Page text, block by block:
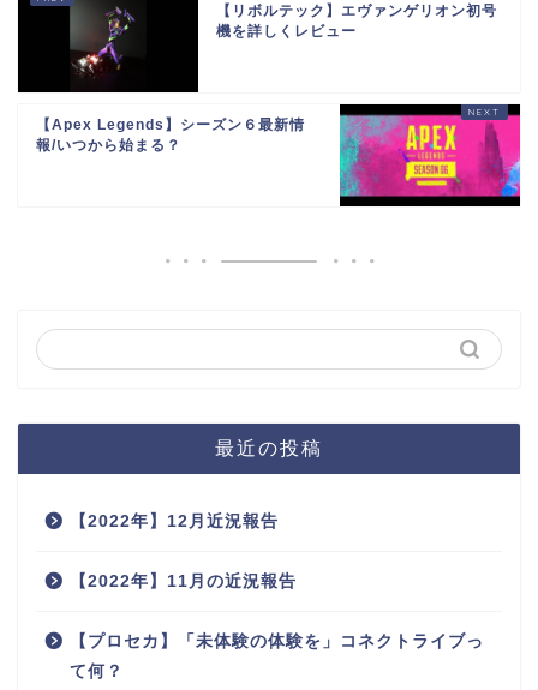
【リボルテック】エヴァンゲリオン初号
機を詳しくレビュー
【Apex Legends】シーズン６最新情
報/いつから始まる？
最近の投稿
【2022年】12月近況報告
【2022年】11月の近況報告
【プロセカ】「未体験の体験を」コネクトライブっ
て何？